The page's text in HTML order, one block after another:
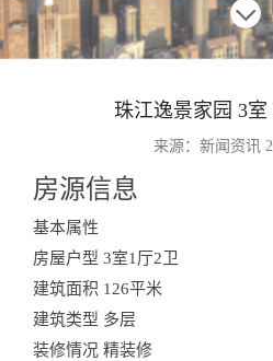
珠江逸景家园 3室
来源：新闻资讯
房源信息
Information
基本属性
房屋户型 3室1厅2卫
建筑面积 126平米
建筑类型 多层
装修情况 精装修